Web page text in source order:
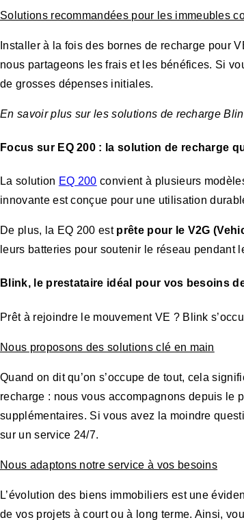
Solutions recommandées pour les immeubles
Installer à la fois des bornes de recharge pour
nous partageons les frais et les bénéfices. Si
de grosses dépenses initiales.
En savoir plus sur les solutions de recharge
Focus sur EQ 200 : la solution de recharge
La solution EQ 200 convient à plusieurs
innovante est conçue pour une utilisation
De plus, la EQ 200 est prête pour le V2G
leurs batteries pour soutenir le réseau pendant
Blink, le prestataire idéal pour vos besoins
Prêt à rejoindre le mouvement VE ? Blink
Nous proposons des solutions clé en main
Quand on dit qu’on s’occupe de tout, cela
recharge : nous vous accompagnons depuis le
supplémentaires. Si vous avez la moindre
sur un service 24/7.
Nous adaptons notre service à vos besoins
L’évolution des biens immobiliers est une
de vos projets à court ou à long terme. Ainsi,